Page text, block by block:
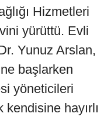
Hizmetleri
yürüttü. Evli
Yunuz Arslan,
başlarken
yöneticileri
hayırlı